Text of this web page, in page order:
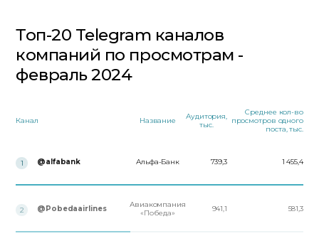
Топ-20 Telegram каналов
компаний по просмотрам -
февраль 2024
Канал Название
Аудитория,
тыс.
Среднее кол-во
просмотров одного
поста, тыс.
1 @alfabank Альфа-Банк 739,3 1 455,4
2 @Pobedaairlines
Авиакомпания
«Победа»
941,1 581,3